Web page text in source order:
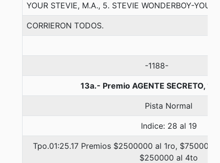
YOUR STEVIE, M.A., 5. STEVIE WONDERBOY-
CORRIERON TODOS.
-1188-
13a.- Premio AGENTE SECRETO,
Pista Normal
Indice: 28 al 19
Tpo.01:25.17 Premios $2500000 al 1ro, $750000
$250000 al 4to